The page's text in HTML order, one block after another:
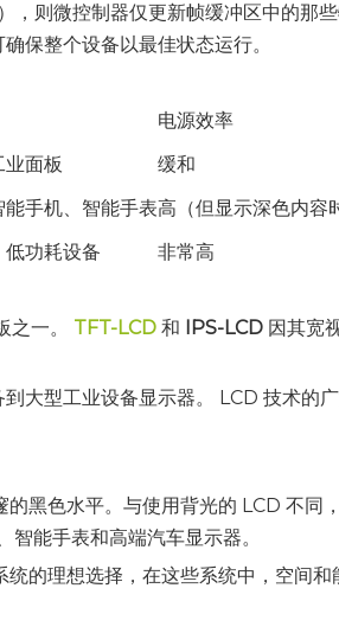
，则微控制器仅更新帧缓冲区中的
保整个设备以最佳状态运行。
电源效率
面板 缓和
手机、智能手表高（但显示深色内容
低功耗设备 非常高
之一。 TFT-LCD 和 IPS-LCD 因其宽
大型工业设备显示器。 LCD 技术的
黑色水平。与使用背光的 LCD 不
能手表和高端汽车显示器。
的理想选择，在这些系统中，空间